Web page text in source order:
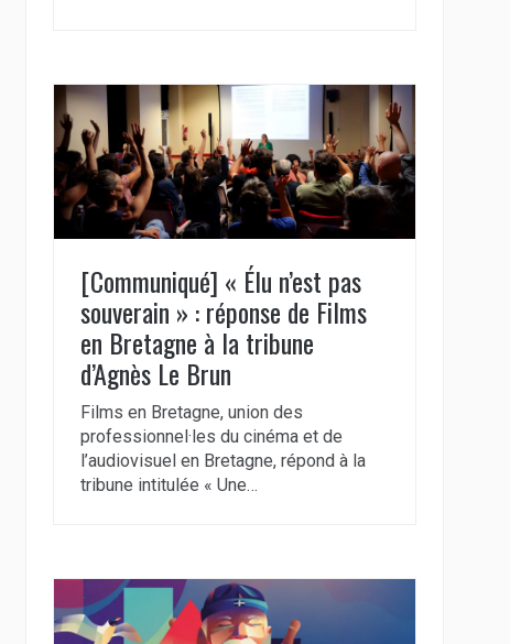
[Communiqué] « Élu n’est pas
souverain » : réponse de Films
en Bretagne à la tribune
d’Agnès Le Brun
Films en Bretagne, union des
professionnel·les du cinéma et de
l’audiovisuel en Bretagne, répond à la
tribune intitulée « Une…